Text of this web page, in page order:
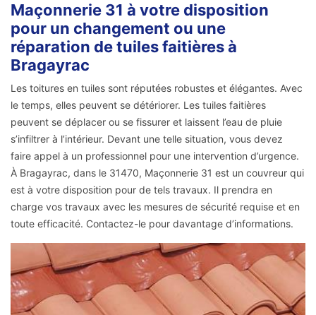
Maçonnerie 31 à votre disposition
pour un changement ou une
réparation de tuiles faitières à
Bragayrac
Les toitures en tuiles sont réputées robustes et élégantes. Avec
le temps, elles peuvent se détériorer. Les tuiles faitières
peuvent se déplacer ou se fissurer et laissent l’eau de pluie
s’infiltrer à l’intérieur. Devant une telle situation, vous devez
faire appel à un professionnel pour une intervention d’urgence.
À Bragayrac, dans le 31470, Maçonnerie 31 est un couvreur qui
est à votre disposition pour de tels travaux. Il prendra en
charge vos travaux avec les mesures de sécurité requise et en
toute efficacité. Contactez-le pour davantage d’informations.